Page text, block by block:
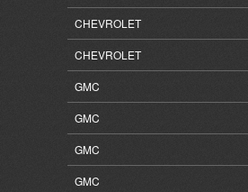
CHEVROLET
CHEVROLET
GMC
GMC
GMC
GMC